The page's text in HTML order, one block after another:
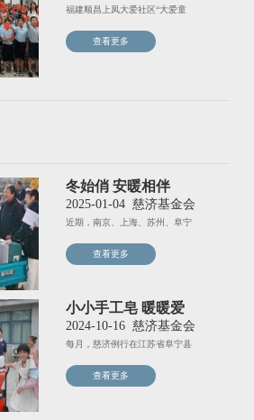
福建顺昌上凤大爱社区“大爱童
查看更多
冬始俏 安暖相伴
2025-01-04 慈济基金会
近期，南京、上海、苏州、阜宁
查看更多
小小手工皂 暖暖爱
心传
2024-10-16 慈济基金会
每月，慈济例行在江苏省阜宁县
查看更多